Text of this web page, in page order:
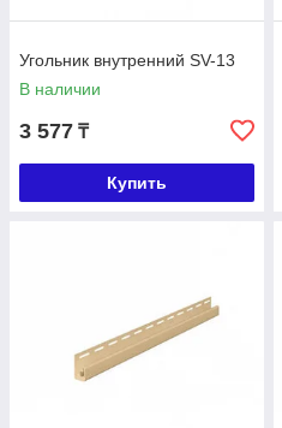
Угольник внутренний SV-13
В наличии
3 577 ₸
Купить